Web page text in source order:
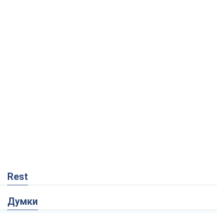
Rest
Думки